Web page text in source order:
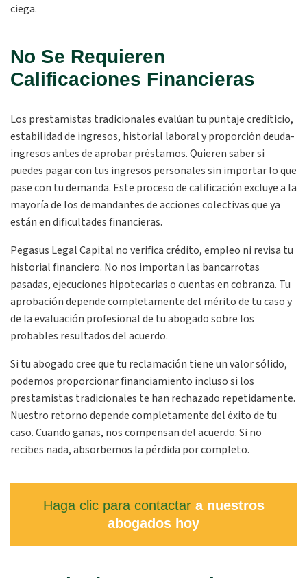
ciega.
No Se Requieren
Calificaciones Financieras
Los prestamistas tradicionales evalúan tu puntaje crediticio,
estabilidad de ingresos, historial laboral y proporción deuda-
ingresos antes de aprobar préstamos. Quieren saber si
puedes pagar con tus ingresos personales sin importar lo que
pase con tu demanda. Este proceso de calificación excluye a la
mayoría de los demandantes de acciones colectivas que ya
están en dificultades financieras.
Pegasus Legal Capital no verifica crédito, empleo ni revisa tu
historial financiero. No nos importan las bancarrotas
pasadas, ejecuciones hipotecarias o cuentas en cobranza. Tu
aprobación depende completamente del mérito de tu caso y
de la evaluación profesional de tu abogado sobre los
probables resultados del acuerdo.
Si tu abogado cree que tu reclamación tiene un valor sólido,
podemos proporcionar financiamiento incluso si los
prestamistas tradicionales te han rechazado repetidamente.
Nuestro retorno depende completamente del éxito de tu
caso. Cuando ganas, nos compensan del acuerdo. Si no
recibes nada, absorbemos la pérdida por completo.
Haga clic para contactara nuestros
abogados hoy